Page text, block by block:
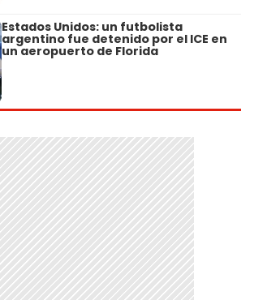
Estados Unidos: un futbolista
argentino fue detenido por el ICE en
un aeropuerto de Florida